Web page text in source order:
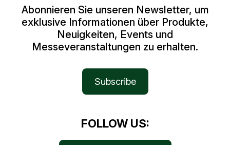
Abonnieren Sie unseren Newsletter, um
exklusive Informationen über Produkte,
Neuigkeiten, Events und
Messeveranstaltungen zu erhalten.
Subscribe
FOLLOW US: